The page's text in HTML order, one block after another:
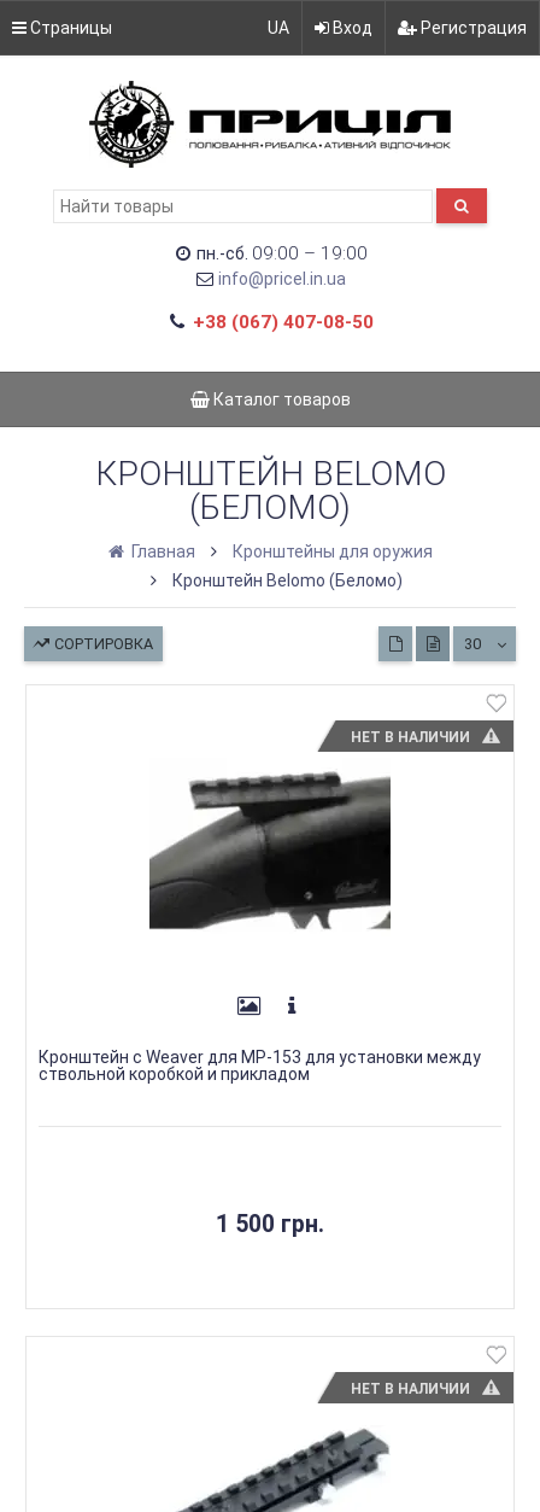
Страницы UA Вход Регистрация
пн.-сб. 09:00 – 19:00
info@pricel.in.ua
+38 (067) 407-08-50
Каталог товаров
КРОНШТЕЙН BELOMO
(БЕЛОМО)
Главная
Кронштейны для оружия
Кронштейн Belomo (Беломо)
СОРТИРОВКА 30
НЕТ В НАЛИЧИИ
Кронштейн с Weaver для МР-153 для установки между
ствольной коробкой и прикладом
1 500 грн.
НЕТ В НАЛИЧИИ